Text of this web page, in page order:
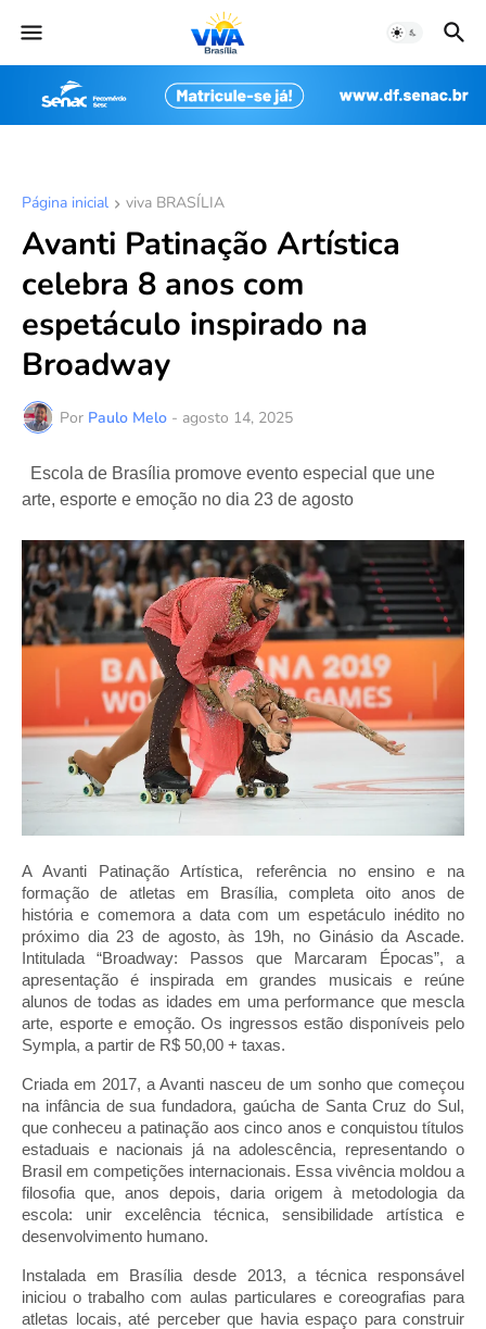
Página inicial viva BRASÍLIA
Avanti Patinação Artística
celebra 8 anos com
espetáculo inspirado na
Broadway
Por Paulo Melo - agosto 14, 2025
Escola de Brasília promove evento especial que une
arte, esporte e emoção no dia 23 de agosto
A Avanti Patinação Artística, referência no ensino e na
formação de atletas em Brasília, completa oito anos de
história e comemora a data com um espetáculo inédito no
próximo dia 23 de agosto, às 19h, no Ginásio da Ascade.
Intitulada “Broadway: Passos que Marcaram Épocas”, a
apresentação é inspirada em grandes musicais e reúne
alunos de todas as idades em uma performance que mescla
arte, esporte e emoção. Os ingressos estão disponíveis pelo
Sympla, a partir de R$ 50,00 + taxas.
Criada em 2017, a Avanti nasceu de um sonho que começou
na infância de sua fundadora, gaúcha de Santa Cruz do Sul,
que conheceu a patinação aos cinco anos e conquistou títulos
estaduais e nacionais já na adolescência, representando o
Brasil em competições internacionais. Essa vivência moldou a
filosofia que, anos depois, daria origem à metodologia da
escola: unir excelência técnica, sensibilidade artística e
desenvolvimento humano.
Instalada em Brasília desde 2013, a técnica responsável
iniciou o trabalho com aulas particulares e coreografias para
atletas locais, até perceber que havia espaço para construir